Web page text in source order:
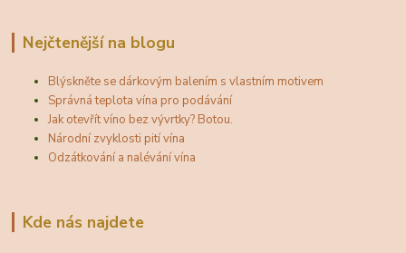
Nejčtenější na blogu
Blýskněte se dárkovým balením s vlastním motivem
Správná teplota vína pro podávání
Jak otevřít víno bez vývrtky? Botou.
Národní zvyklosti pití vína
Odzátkování a nalévání vína
Kde nás najdete